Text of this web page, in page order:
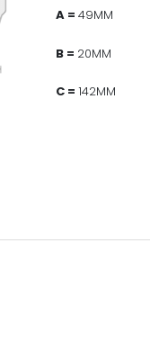
A = 49MM
B = 20MM
C = 142MM